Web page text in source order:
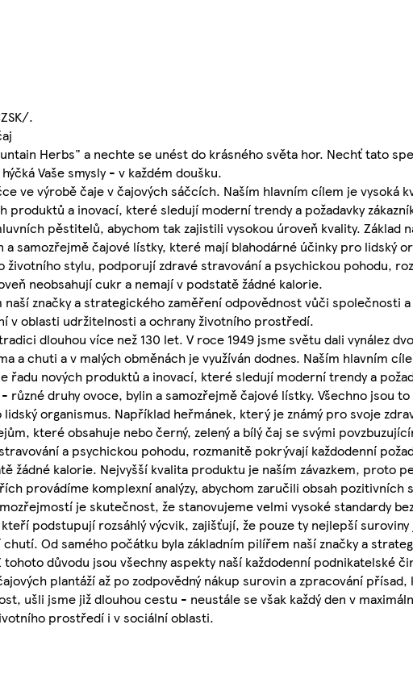
.
Herbs" a nechte se unést do krásného světa hor. Nechť tato
Vaše smysly - v každém doušku.
ve výrobě čaje v čajových sáčcích. Naším hlavním cílem je vysoká
produktů a inovací, které sledují moderní trendy a požadavky
pěstitelů, abychom tak zajistili vysokou úroveň kvality. Základ
samozřejmě čajové lístky, které mají blahodárné účinky pro lidský
životního stylu, podporují zdravé stravování a psychickou pohodu,
neobsahují cukr a nemají v podstatě žádné kalorie.
značky a strategického zaměření odpovědnost vůči společnosti
v oblasti udržitelnosti a ochrany životního prostředí.
dlouhou více než 130 let. V roce 1949 jsme světu dali vynález
a chuti a v malých obměnách je využíván dodnes. Naším hlavním
řadu nových produktů a inovací, které sledují moderní trendy a
druhy ovoce, bylin a samozřejmě čajové lístky. Všechno jsou
organismus. Například heřmánek, který je známý pro svoje
které obsahuje nebo černý, zelený a bílý čaj se svými
a psychickou pohodu, rozmanitě pokrývají každodenní
žádné kalorie. Nejvyšší kvalita produktu je naším závazkem, proto
provádíme komplexní analýzy, abychom zaručili obsah pozitivních
je skutečnost, že stanovujeme velmi vysoké standardy
podstupují rozsáhlý výcvik, zajišťují, že pouze ty nejlepší suroviny
Od samého počátku byla základním pilířem naší značky a
důvodu jsou všechny aspekty naší každodenní podnikatelské
plantáží až po zodpovědný nákup surovin a zpracování
ušli jsme již dlouhou cestu - neustále se však každý den v
prostředí i v sociální oblasti.